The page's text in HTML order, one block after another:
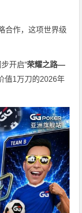
合作，这项世界级
开启“荣耀之路—
值1万刀的2026年